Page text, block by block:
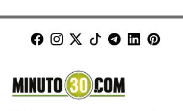
Minuto30 en Facebook
Minuto30 en
Minuto30 en X
Minuto30 en
Canal de